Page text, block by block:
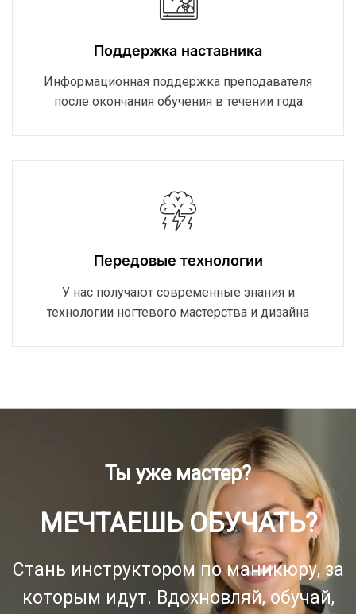
Поддержка наставника
Информационная поддержка преподавателя
после окончания обучения в течении года
Передовые технологии
У нас получают современные знания и
технологии ногтевого мастерства и дизайна
Ты уже мастер?
МЕЧТАЕШЬ ОБУЧАТЬ?
Стань инструктором по маникюру, за
которым идут. Вдохновляй, обучай,